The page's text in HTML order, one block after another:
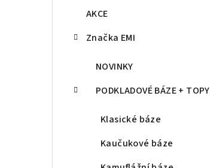
AKCE
Značka EMI
NOVINKY
PODKLADOVÉ BÁZE + TOPY
Klasické báze
Kaučukové báze